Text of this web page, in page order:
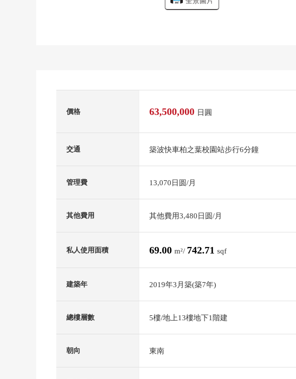
價格 63,500,000 日圓
交通 築波快車柏之葉校園站步行6分鐘
管理費 13,070日圆/月
其他費用 其他費用3,480日圆/月
私人使用面積 69.00 m²/ 742.71 sqf
建築年 2019年3月築(築7年)
總樓層數 5樓/地上13樓地下1階建
朝向 東南